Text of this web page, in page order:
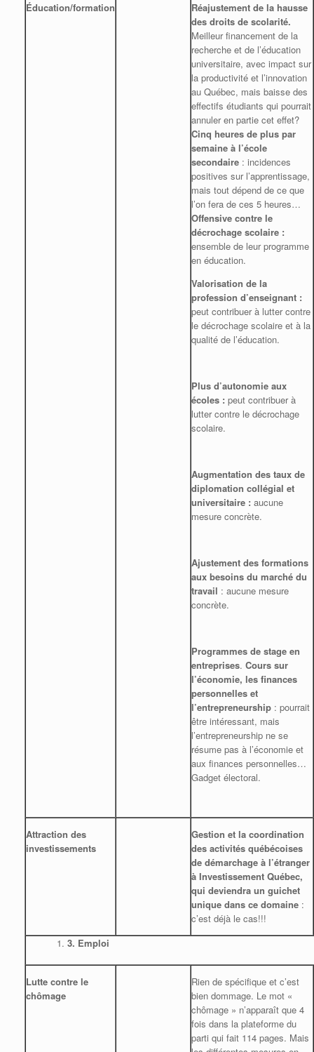
Éducation/formation
Réajustement de la hausse
des droits de scolarité.
Meilleur financement de la
recherche et de l’éducation
universitaire, avec impact sur
la productivité et l’innovation
au Québec, mais baisse des
effectifs étudiants qui pourrait
annuler en partie cet effet?
Cinq heures de plus par
semaine à l’école
secondaire : incidences
positives sur l’apprentissage,
mais tout dépend de ce que
l’on fera de ces 5 heures…
Offensive contre le
décrochage scolaire :
ensemble de leur programme
en éducation.
Valorisation de la
profession d’enseignant :
peut contribuer à lutter contre
le décrochage scolaire et à la
qualité de l’éducation.
Plus d’autonomie aux
écoles : peut contribuer à
lutter contre le décrochage
scolaire.
Augmentation des taux de
diplomation collégial et
universitaire : aucune
mesure concrète.
Ajustement des formations
aux besoins du marché du
travail : aucune mesure
concrète.
Programmes de stage en
entreprises. Cours sur
l’économie, les finances
personnelles et
l’entrepreneurship : pourrait
être intéressant, mais
l’entrepreneurship ne se
résume pas à l’économie et
aux finances personnelles…
Gadget électoral.
Attraction des
investissements
Gestion et la coordination
des activités québécoises
de démarchage à l’étranger
à Investissement Québec,
qui deviendra un guichet
unique dans ce domaine :
c’est déjà le cas!!!
3. Emploi
Lutte contre le
chômage
Rien de spécifique et c’est
bien dommage. Le mot «
chômage » n’apparaît que 4
fois dans la plateforme du
parti qui fait 114 pages. Mais